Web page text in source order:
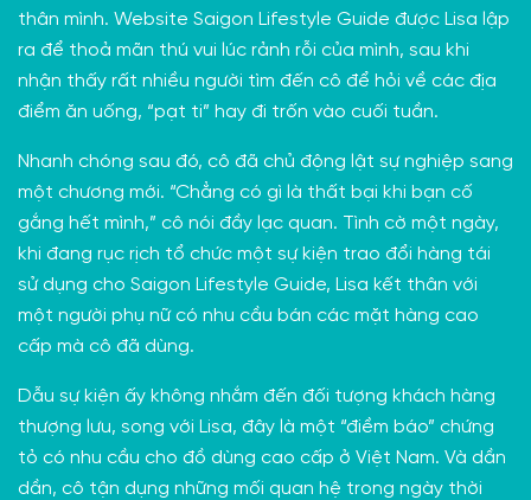
thân mình. Website Saigon Lifestyle Guide được Lisa lập
ra để thoả mãn thú vui lúc rảnh rỗi của mình, sau khi
nhận thấy rất nhiều người tìm đến cô để hỏi về các địa
điểm ăn uống, “pạt ti” hay đi trốn vào cuối tuần.
Nhanh chóng sau đó, cô đã chủ động lật sự nghiệp sang
một chương mới. “Chẳng có gì là thất bại khi bạn cố
gắng hết mình,” cô nói đầy lạc quan. Tình cờ một ngày,
khi đang rục rịch tổ chức một sự kiện trao đổi hàng tái
sử dụng cho Saigon Lifestyle Guide, Lisa kết thân với
một người phụ nữ có nhu cầu bán các mặt hàng cao
cấp mà cô đã dùng.
Dẫu sự kiện ấy không nhắm đến đối tượng khách hàng
thượng lưu, song với Lisa, đây là một “điềm báo” chứng
tỏ có nhu cầu cho đồ dùng cao cấp ở Việt Nam. Và dần
dần, cô tận dụng những mối quan hệ trong ngày thời